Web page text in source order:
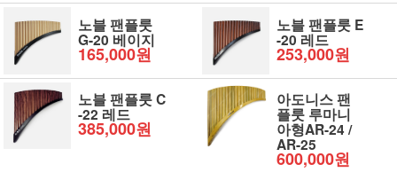
노블 팬플룻
G-20 베이지
165,000원
노블 팬플룻 E
-20 레드
253,000원
노블 팬플룻 C
-22 레드
385,000원
아도니스 팬
플룻 루마니
아형AR-24 /
AR-25
600,000원